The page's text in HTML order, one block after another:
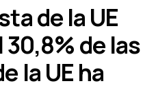
de la UE
de las
la UE ha